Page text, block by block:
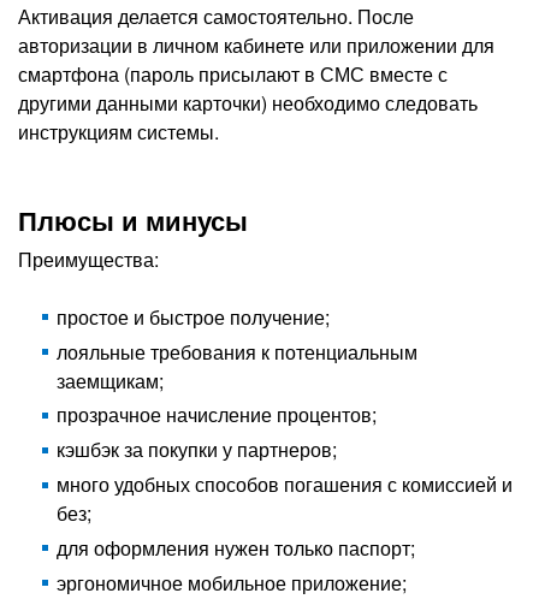
Активация делается самостоятельно. После
авторизации в личном кабинете или приложении для
смартфона (пароль присылают в СМС вместе с
другими данными карточки) необходимо следовать
инструкциям системы.
Плюсы и минусы
Преимущества:
простое и быстрое получение;
лояльные требования к потенциальным
заемщикам;
прозрачное начисление процентов;
кэшбэк за покупки у партнеров;
много удобных способов погашения с комиссией и
без;
для оформления нужен только паспорт;
эргономичное мобильное приложение;